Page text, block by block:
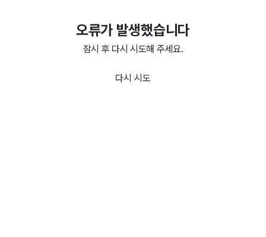
오류가 발생했습니다
잠시 후 다시 시도해 주세요.
다시 시도